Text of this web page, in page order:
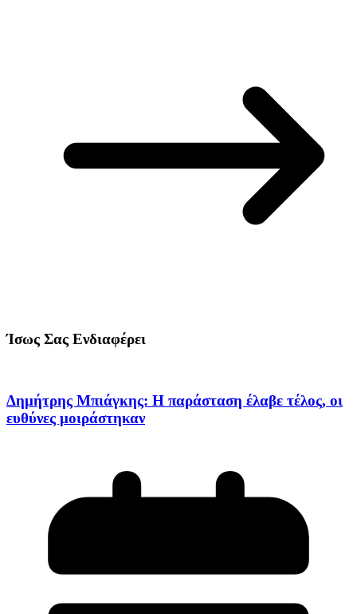
Ίσως Σας Ενδιαφέρει
Δημήτρης Μπιάγκης: Η παράσταση έλαβε τέλος, οι
ευθύνες μοιράστηκαν